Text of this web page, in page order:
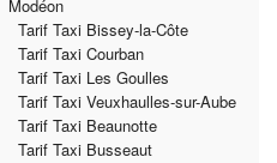
Modéon
Tarif Taxi Bissey-la-Côte
Tarif Taxi Courban
Tarif Taxi Les Goulles
Tarif Taxi Veuxhaulles-sur-Aube
Tarif Taxi Beaunotte
Tarif Taxi Busseaut